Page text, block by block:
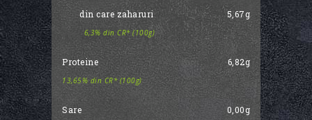
din care zaharuri 5,67g
6,3% din CR* (100g)
Proteine 6,82g
13,65% din CR* (100g)
Sare 0,00g